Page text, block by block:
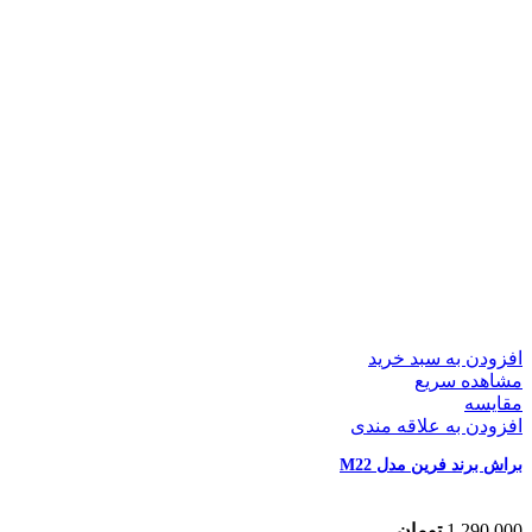
افزودن به سبد خرید
مشاهده سریع
مقایسه
افزودن به علاقه مندی
براش برند فرین مدل M22